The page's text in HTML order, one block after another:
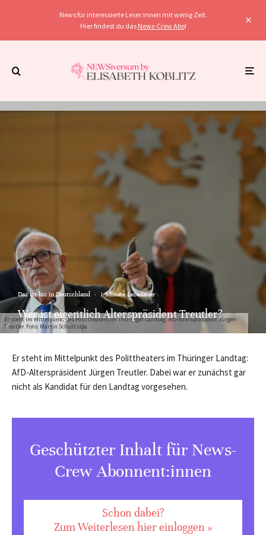
News für interessierte Leser:innen mit wenig Zeit.
Hier findest du das News-Crew Abo!
Er steht im Mittelpunkt des Polittheaters im Thüringer Landtag: AfD-Alterspräsident Jürgen
Treutler. Foto: Martin Schutt/dpa
Das ist los in Deutschland · 1 Minute Lesedauer
Wer ist eigentlich Alterspräsident Treutler?
Er steht im Mittelpunkt des Polittheaters im Thüringer Landtag:
AfD-Alterspräsident Jürgen Treutler. Dabei war er zunächst gar
nicht als Kandidat für den Landtag vorgesehen.
Geschützter Inhalt für News-
Crew Abonnent:innen
Schon dabei?
Zum Weiterlesen hier einloggen »